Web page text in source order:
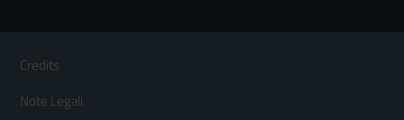
Footer
Menù
Credits
Note Legali